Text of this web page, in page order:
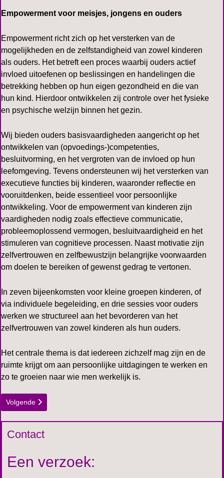
Empowerment voor meisjes, jongens en ouders
Empowerment richt zich op het versterken van de
mogelijkheden en de zelfstandigheid van zowel kinderen
als ouders. Het betreft een proces waarbij ouders actief
invloed uitoefenen op beslissingen en handelingen die
betrekking hebben op hun eigen gezondheid en die van
hun kind. Hierdoor ontwikkelen zij controle over het fysieke
en psychische welzijn binnen het gezin.
Wij bieden ouders basisvaardigheden aangericht op het
ontwikkelen van (opvoedings-)competenties,
besluitvorming, en het vergroten van de invloed op hun
leefomgeving. Tevens ondersteunen wij het versterken van
executieve functies bij kinderen, waaronder reflectie en
vooruitdenken, beide essentieel voor persoonlijke
ontwikkeling. Voor de empowerment van kinderen zijn
vaardigheden nodig zoals effectieve communicatie,
probleemoplossend vermogen, besluitvaardigheid en het
stimuleren van cognitieve processen. Naast motivatie zijn
zelfvertrouwen en zelfbewustzijn belangrijke voorwaarden
om doelen te bereiken of gewenst gedrag te vertonen.
In zeven bijeenkomsten voor kleine groepen kinderen, of
via individuele begeleiding, en drie sessies voor ouders
werken we structureel aan het bevorderen van het
zelfvertrouwen van zowel kinderen als hun ouders.
Het centrale thema is dat iedereen zichzelf mag zijn en de
ruimte krijgt om aan persoonlijke uitdagingen te werken en
zo te groeien naar wie men werkelijk is.
Volgende artikel: Welkom
Volgende
Contact
Een verzoek: